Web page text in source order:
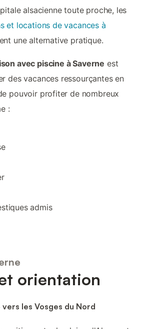
alsacienne toute proche, les
et locations de vacances à
une alternative pratique.
avec piscine à Saverne est
des vacances ressourçantes en
pouvoir profiter de nombreux
:
admis
orientation
les Vosges du Nord